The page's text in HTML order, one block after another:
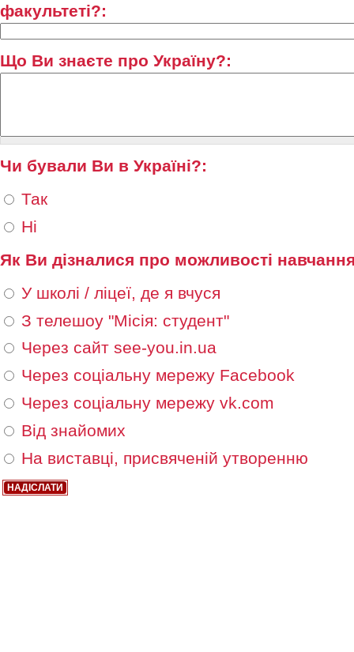
факультеті?:
Що Ви знаєте про Україну?:
Чи бували Ви в Україні?:
Так
Ні
Як Ви дізналися про можливості
У школі / ліцеї, де я вчуся
З телешоу "Місія: студент"
Через сайт see-you.in.ua
Через соціальну мережу Facebook
Через соціальну мережу vk.com
Від знайомих
На виставці, присвяченій утворенню